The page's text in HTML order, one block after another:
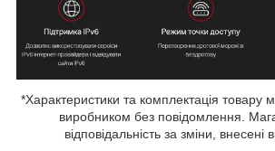
*Характеристики та комплектація товару
виробником без повідомлення.
відповідальність за зміни, внесені